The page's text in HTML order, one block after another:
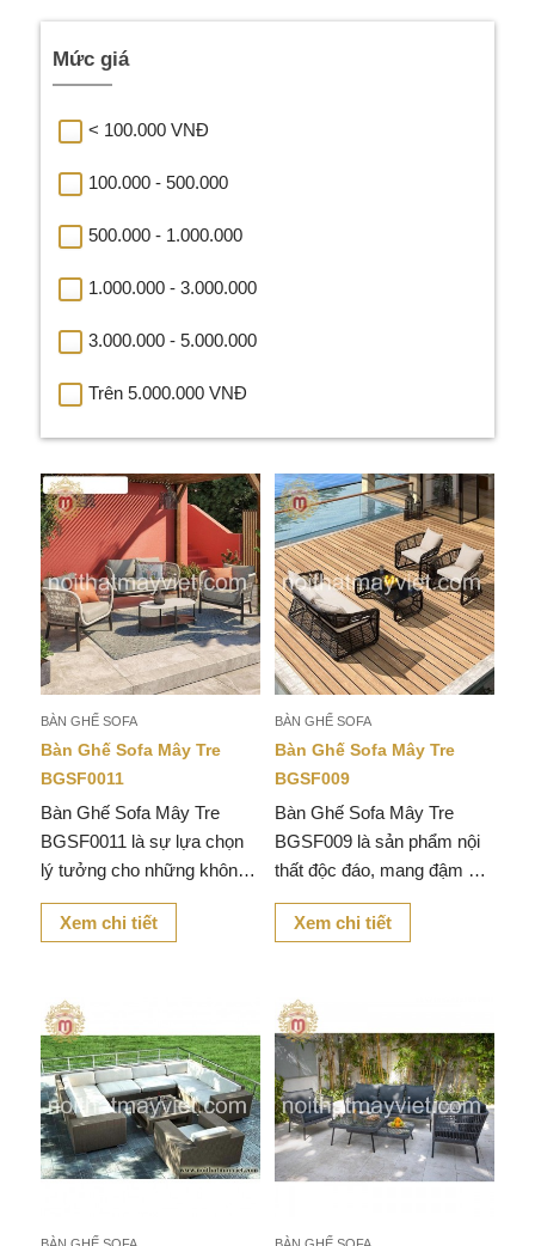
Mức giá
< 100.000 VNĐ
100.000 - 500.000
500.000 - 1.000.000
1.000.000 - 3.000.000
3.000.000 - 5.000.000
Trên 5.000.000 VNĐ
BÀN GHẾ SOFA
Bàn Ghế Sofa Mây Tre
BGSF0011
Bàn Ghế Sofa Mây Tre
BGSF0011 là sự lựa chọn
lý tưởng cho những không
gian sống đậm chất thiên
nhiên, với thiết kế đơn giản
đại và ấm cúng.
Xem chi tiết
BÀN GHẾ SOFA
Bàn Ghế Sofa Mây Tre
BGSF009
Bàn Ghế Sofa Mây Tre
BGSF009 là sản phẩm nội
thất độc đáo, mang đậm nét
đẹp tự nhiên với thiết kế
hiện đại.
Xem chi tiết